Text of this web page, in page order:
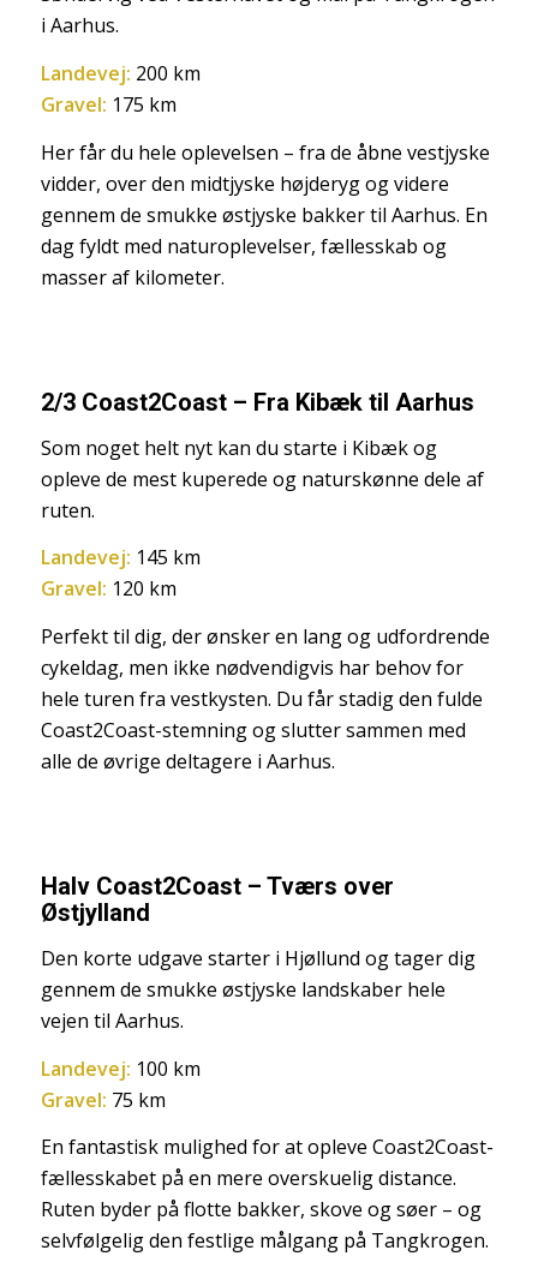
i Aarhus.
Landevej: 200 km
Gravel: 175 km
Her får du hele oplevelsen – fra de åbne vestjyske
vidder, over den midtjyske højderyg og videre
gennem de smukke østjyske bakker til Aarhus. En
dag fyldt med naturoplevelser, fællesskab og
masser af kilometer.
2/3 Coast2Coast – Fra Kibæk til Aarhus
Som noget helt nyt kan du starte i Kibæk og
opleve de mest kuperede og naturskønne dele af
ruten.
Landevej: 145 km
Gravel: 120 km
Perfekt til dig, der ønsker en lang og udfordrende
cykeldag, men ikke nødvendigvis har behov for
hele turen fra vestkysten. Du får stadig den fulde
Coast2Coast-stemning og slutter sammen med
alle de øvrige deltagere i Aarhus.
Halv Coast2Coast – Tværs over
Østjylland
Den korte udgave starter i Hjøllund og tager dig
gennem de smukke østjyske landskaber hele
vejen til Aarhus.
Landevej: 100 km
Gravel: 75 km
En fantastisk mulighed for at opleve Coast2Coast-
fællesskabet på en mere overskuelig distance.
Ruten byder på flotte bakker, skove og søer – og
selvfølgelig den festlige målgang på Tangkrogen.